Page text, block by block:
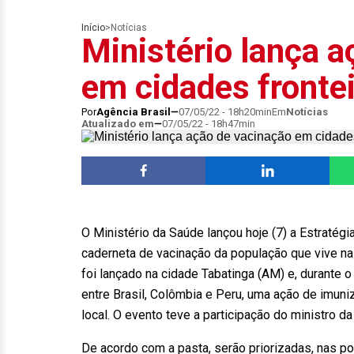
Início> Notícias
Ministério lança
em cidades
PorAgência Brasil 07/05/22 - 18h20minEmNotícias
Atualizado em
07/05/22 - 18h47min
O Ministério da Saúde lançou hoje (7) a
caderneta de vacinação da população que vive
foi lançado na cidade Tabatinga (AM) e, durante
entre Brasil, Colômbia e Peru, uma ação de
local. O evento teve a participação do ministro
De acordo com a pasta, serão priorizadas, nas